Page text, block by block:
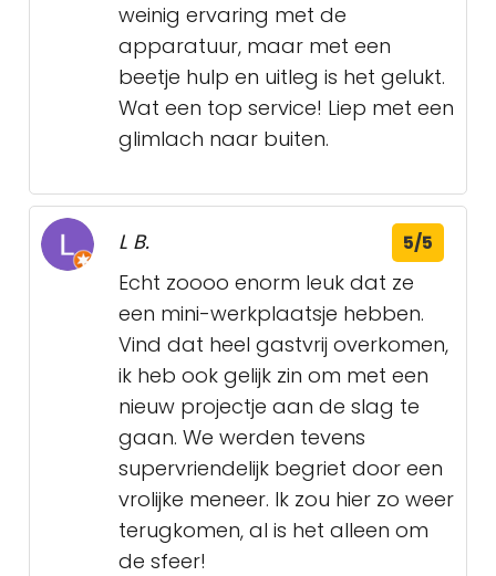
weinig ervaring met de
apparatuur, maar met een
beetje hulp en uitleg is het gelukt.
Wat een top service! Liep met een
glimlach naar buiten.
L B. 5/5
Echt zoooo enorm leuk dat ze
een mini-werkplaatsje hebben.
Vind dat heel gastvrij overkomen,
ik heb ook gelijk zin om met een
nieuw projectje aan de slag te
gaan. We werden tevens
supervriendelijk begriet door een
vrolijke meneer. Ik zou hier zo weer
terugkomen, al is het alleen om
de sfeer!